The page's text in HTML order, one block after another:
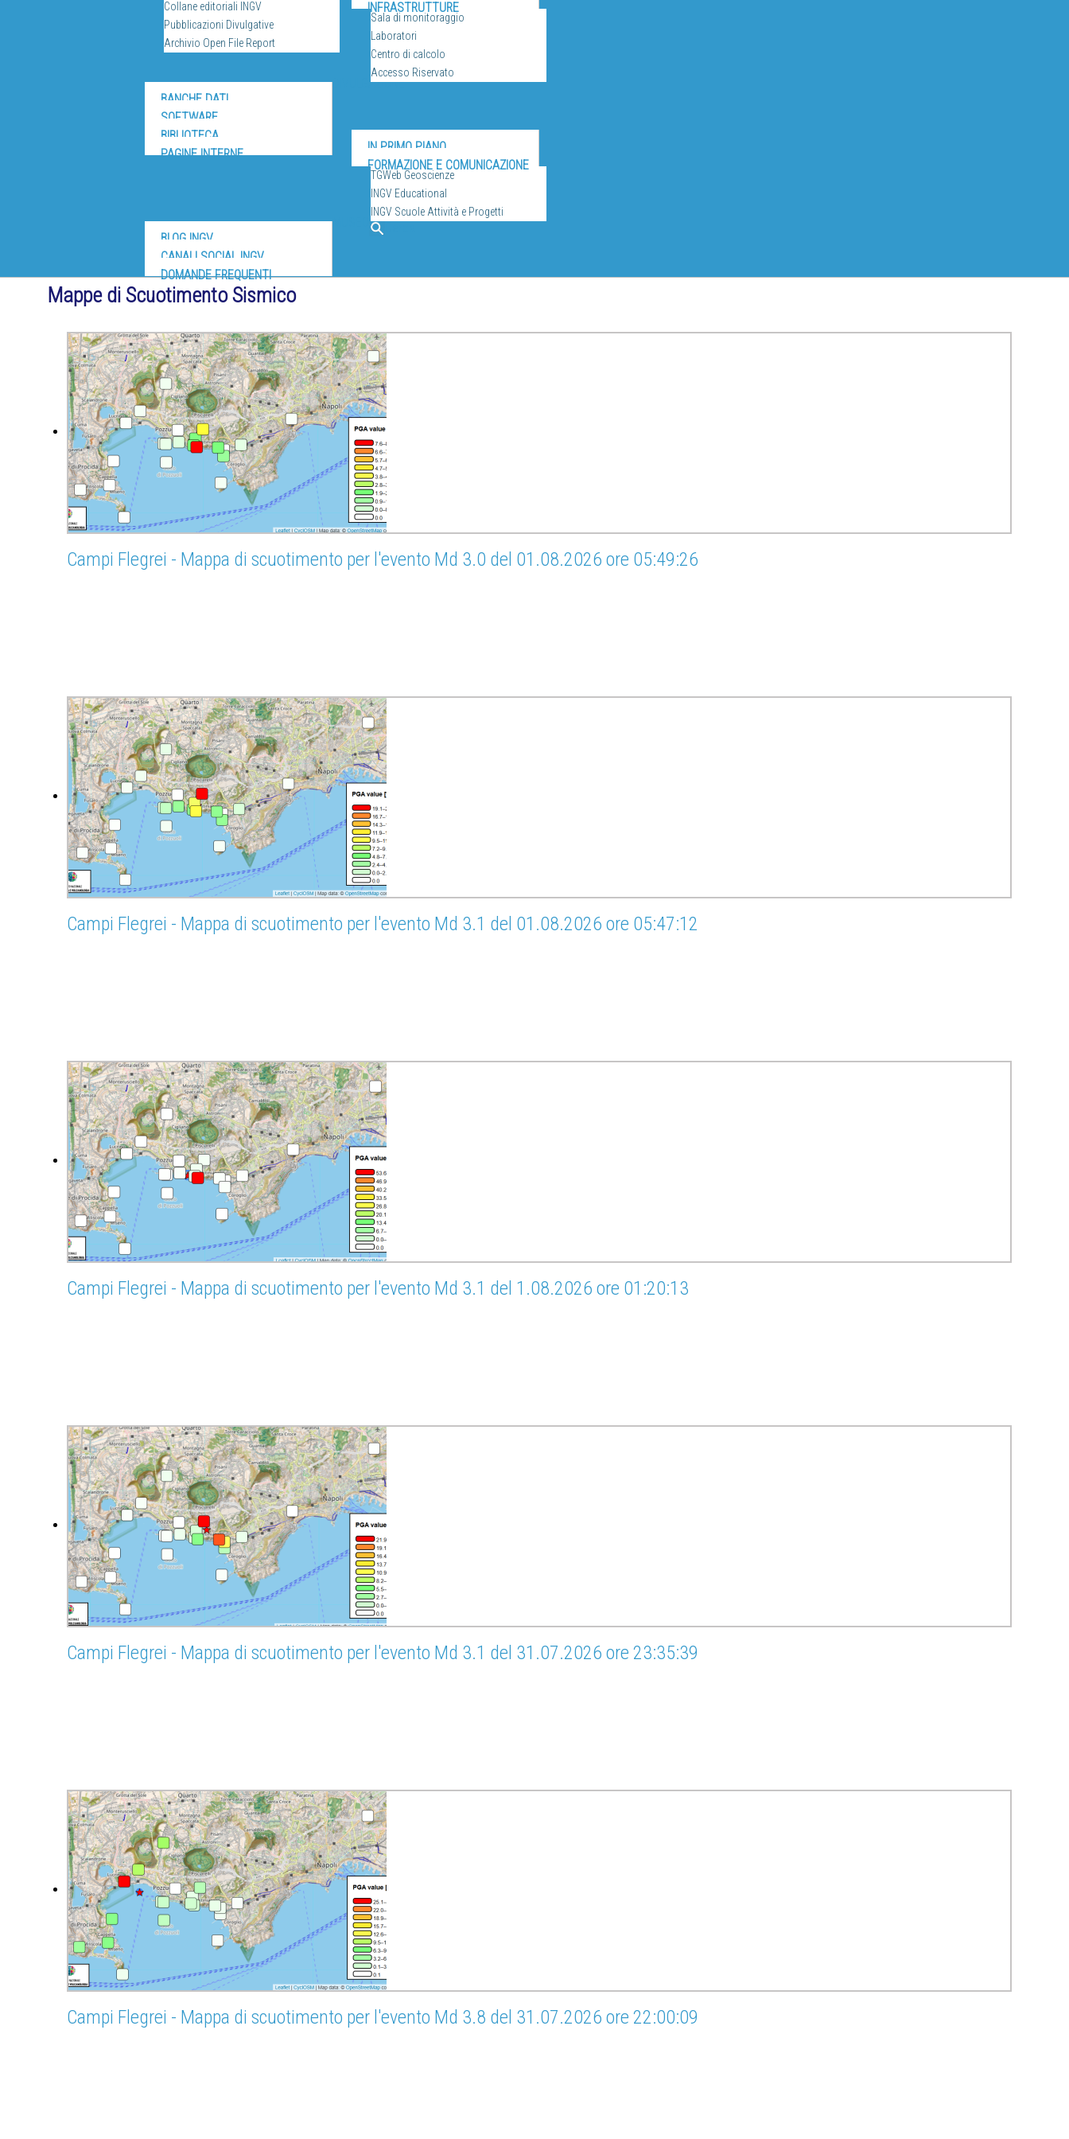
Collane editoriali INGV
Pubblicazioni Divulgative
Archivio Open File Report
INFRASTRUTTURE
Sala di monitoraggio
Laboratori
Centro di calcolo
Accesso Riservato
BANCHE DATI
SOFTWARE
BIBLIOTECA
PAGINE INTERNE
DIVULGAZIONE
IN PRIMO PIANO
FORMAZIONE E COMUNICAZIONE
TGWeb Geoscienze
INGV Educational
INGV Scuole Attività e Progetti
BLOG INGV
CANALI SOCIAL INGV
DOMANDE FREQUENTI
Mappe di Scuotimento Sismico
Campi Flegrei - Mappa di scuotimento per l'evento Md 3.0 del 01.08.2026 ore 05:49:26
Campi Flegrei - Mappa di scuotimento per l'evento Md 3.1 del 01.08.2026 ore 05:47:12
Campi Flegrei - Mappa di scuotimento per l'evento Md 3.1 del 1.08.2026 ore 01:20:13
Campi Flegrei - Mappa di scuotimento per l'evento Md 3.1 del 31.07.2026 ore 23:35:39
Campi Flegrei - Mappa di scuotimento per l'evento Md 3.8 del 31.07.2026 ore 22:00:09